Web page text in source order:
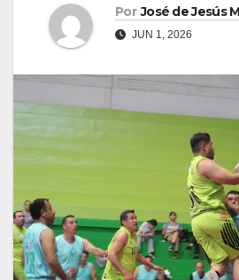
Por José de Jesús
JUN 1, 2026